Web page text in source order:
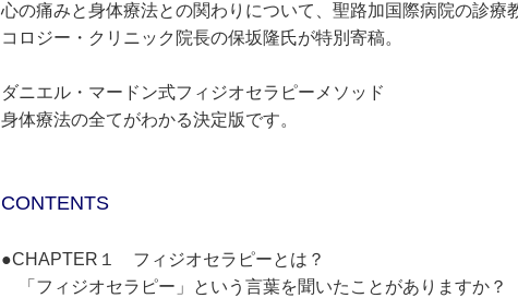
心の痛みと身体療法との関わりについて、聖路加国際病院の診療
コロジー・クリニック院長の保坂隆氏が特別寄稿。
ダニエル・マードン式フィジオセラピーメソッド
身体療法の全てがわかる決定版です。
CONTENTS
●CHAPTER１ フィジオセラピーとは？
「フィジオセラピー」という言葉を聞いたことがありますか？